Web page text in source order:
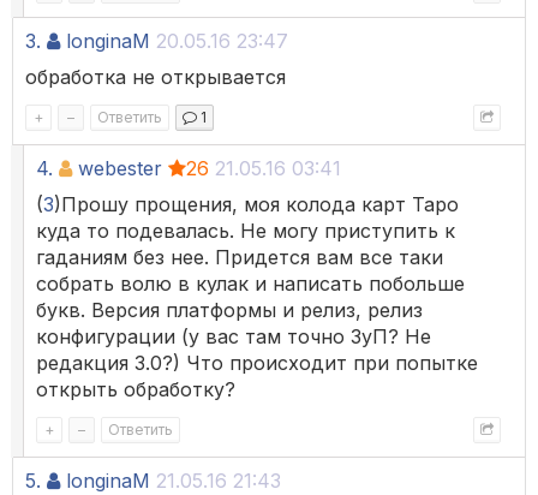
3. longinaM 20.05.16 23:47
обработка не открывается
+ – Ответить 1
4. webester 26 21.05.16 03:41
(3)Прошу прощения, моя колода карт Таро
куда то подевалась. Не могу приступить к
гаданиям без нее. Придется вам все таки
собрать волю в кулак и написать побольше
букв. Версия платформы и релиз, релиз
конфигурации (у вас там точно ЗуП? Не
редакция 3.0?) Что происходит при попытке
открыть обработку?
+ – Ответить
5. longinaM 21.05.16 21:43